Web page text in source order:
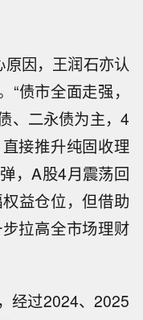
因，王润石亦认
“债市全面走强，
、二永债为主，4
接推升纯固收理
，A股4月震荡回
益仓位，但借助
拉高全市场理财
经过2024、2025